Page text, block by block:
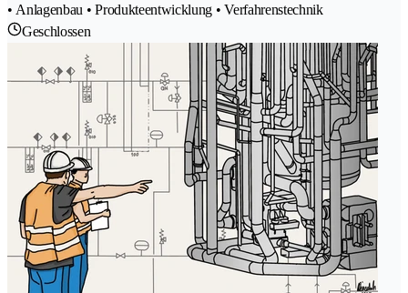
• Anlagenbau • Produkteentwicklung • Verfahrenstechnik
Geschlossen